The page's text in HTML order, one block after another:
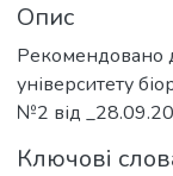
Опис
Рекомендовано
університету
№2 від
Ключові